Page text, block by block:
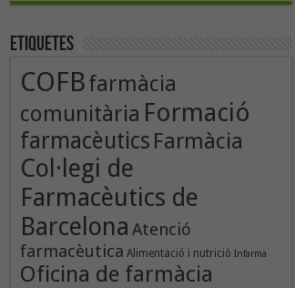
Etiquetes
COFBfarmàcia
comunitària Formació
farmacèutics Farmàcia
Col·legi de
Farmacèutics de
Barcelona Atenció
farmacèutica Alimentació i nutrició Infarma
Oficina de farmàcia